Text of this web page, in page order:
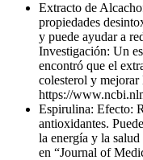
Extracto de
propiedades
y puede ayudar a
Investigación: Un
encontró que el
colesterol y mejorar
https://
Espirulina: Efecto:
antioxidantes.
la energía y la
en “Journal of